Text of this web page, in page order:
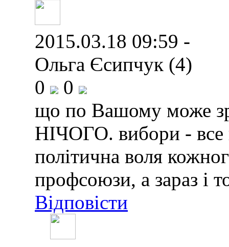
2015.03.18 09:59 -
Ольга Єсипчук (4)
0
0
що по Вашому може
НІЧОГО. вибори - все
політична воля
профсоюзи, а зараз і
Відповісти